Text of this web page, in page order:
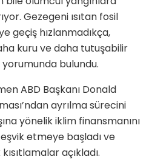
Gezegeni ısıtan fosil
geçiş hızlanmadıkça,
kuru ve daha tutuşabilir
bulundu.
ABD Başkanı Donald
ayrılma sürecini
yönelik iklim finansmanını
etmeye başladı ve
açıkladı.